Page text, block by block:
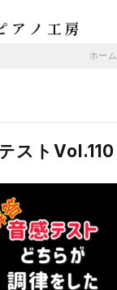
アノ工房
ホーム
ストVol.110